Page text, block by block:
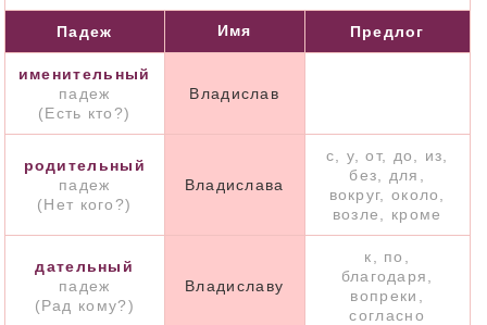
Падеж Имя Предлог
именительный
падеж
(Есть кто?)
Владислав
родительный
падеж
(Нет кого?)
Владислава
с, у, от, до, из,
без, для,
вокруг, около,
возле, кроме
дательный
падеж
(Рад кому?)
Владиславу
к, по,
благодаря,
вопреки,
согласно